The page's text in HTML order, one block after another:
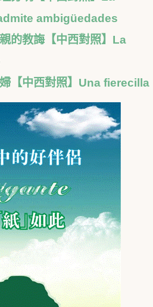
ambigüedades
的教誨【中西對照】La
婦【中西對照】Una fierecilla